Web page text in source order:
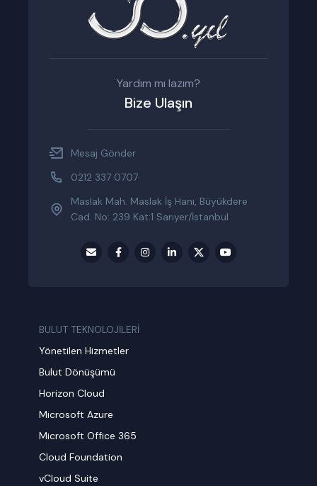
Yardım mı lazım?
Bize Ulaşın
Mesaj Gönder
0212 337 0707
Maslak Mah. Maslak İş Hanı, Büyükdere
Cad. No: 239 Kat:1 Sarıyer/İstanbul
BULUT TEKNOLOJİLERİ
Yönetilen Hizmetler
Bulut Dönüşümü
Horizon Cloud
Microsoft Azure
Microsoft Office 365
Cloud Foundation
vCloud Suite